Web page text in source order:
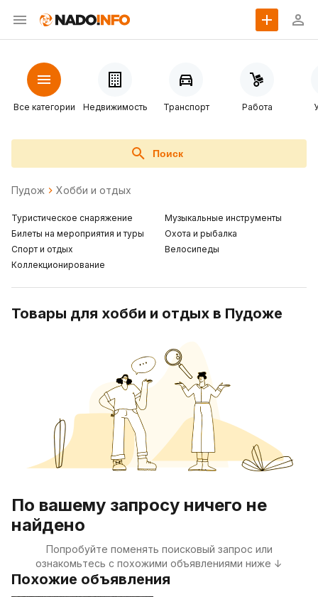
Все категории Недвижимость Транспорт Работа
Поиск
Пудож Хобби и отдых
Туристическое снаряжение
Билеты на мероприятия и туры
Спорт и отдых
Коллекционирование
Музыкальные инструменты
Охота и рыбалка
Велосипеды
Товары для хобби и отдых в Пудоже
По вашему запросу ничего не
найдено
Попробуйте поменять поисковый запрос или
ознакомьтесь с похожими объявлениями ниже ↓
Похожие объявления